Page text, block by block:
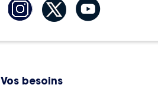
Vos besoins